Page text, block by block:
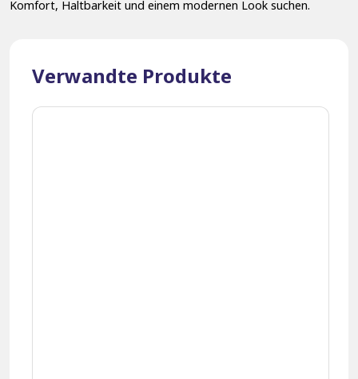
Komfort, Haltbarkeit und einem modernen Look suchen.
Verwandte Produkte